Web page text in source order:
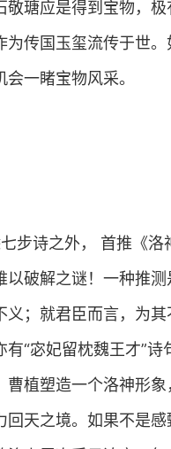
瑭应是得到宝物，极
传国玉玺流传于世
一睹宝物风采。
步诗之外， 首推《洛
破解之谜！一种推
；就君臣而言，为
有“宓妃留枕魏王才”
植塑造一个洛神形
天之境。如果不是